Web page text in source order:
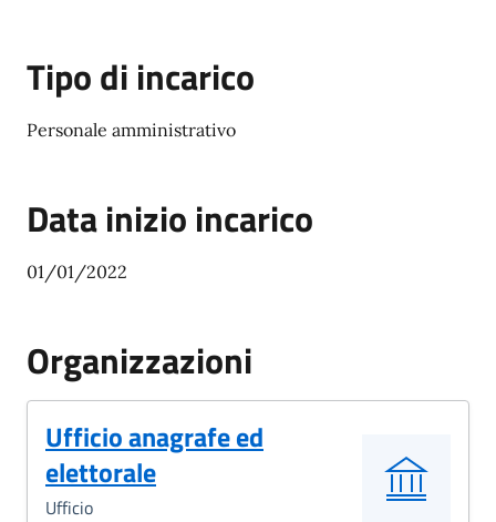
Tipo di incarico
Personale amministrativo
Data inizio incarico
01/01/2022
Organizzazioni
Ufficio anagrafe ed
elettorale
Ufficio